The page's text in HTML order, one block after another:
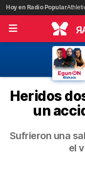
Saltar
al
contenido
Hoy en Radio Popular
R
Heridos
un
Sufrieron una
el